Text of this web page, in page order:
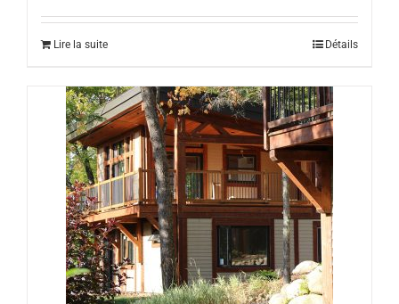
Lire la suite Détails